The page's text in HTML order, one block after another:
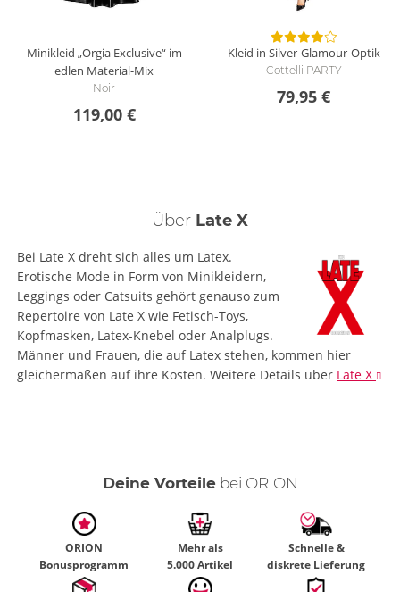
Minikleid „Orgia Exclusive“ im
edlen Material-Mix
Noir
119,00 €
Kleid in Silver-Glamour-Optik
Cottelli PARTY
79,95 €
Über Late X
Bei Late X dreht sich alles um Latex.
Erotische Mode in Form von Minikleidern,
Leggings oder Catsuits gehört genauso zum
Repertoire von Late X wie Fetisch-Toys,
Kopfmasken, Latex-Knebel oder Analplugs.
Männer und Frauen, die auf Latex stehen, kommen hier
gleichermaßen auf ihre Kosten. Weitere Details über Late X
Deine Vorteilebei ORION
ORION
Bonusprogramm
Mehr als
5.000 Artikel
Schnelle &
diskrete Lieferung